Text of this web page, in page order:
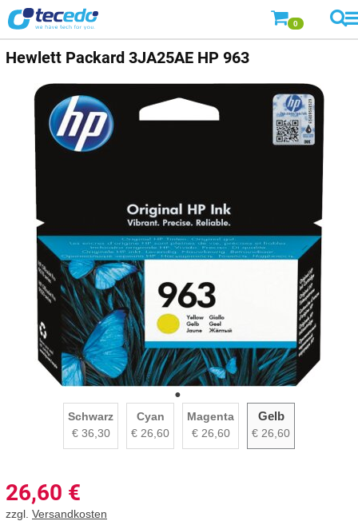
0
Hewlett Packard 3JA25AE HP 963
Schwarz
€ 36,30
Cyan
€ 26,60
Magenta
€ 26,60
Gelb
€ 26,60
26,60 €
zzgl. Versandkosten